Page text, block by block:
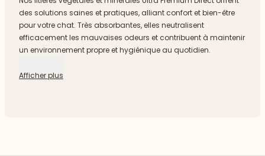
des solutions saines et pratiques, alliant confort et bien-être
pour votre chat. Très absorbantes, elles neutralisent
efficacement les mauvaises odeurs et contribuent à maintenir
un environnement propre et hygiénique au quotidien.
Afficher plus